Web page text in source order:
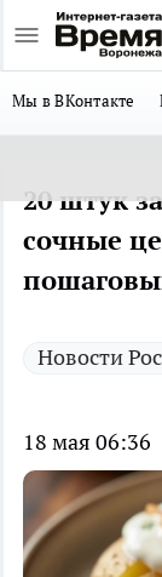
Мы в ВКонтакте
20 штук
сочные
Новости
18 мая 06:36